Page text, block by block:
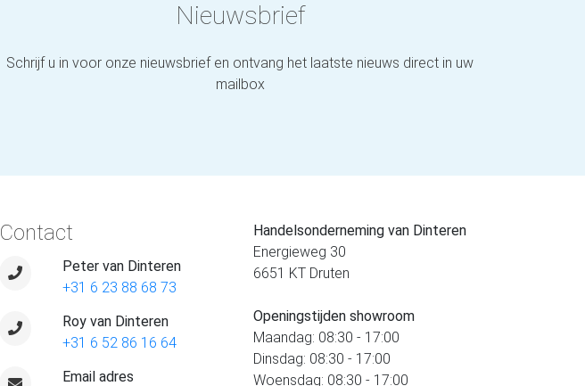
Nieuwsbrief
Schrijf u in voor onze nieuwsbrief en ontvang het laatste nieuws direct in uw
mailbox
Contact
Peter van Dinteren
+31 6 23 88 68 73
Roy van Dinteren
+31 6 52 86 16 64
Email adres
Handelsonderneming van Dinteren
Energieweg 30
6651 KT Druten
Openingstijden showroom
Maandag: 08:30 - 17:00
Dinsdag: 08:30 - 17:00
Woensdag: 08:30 - 17:00